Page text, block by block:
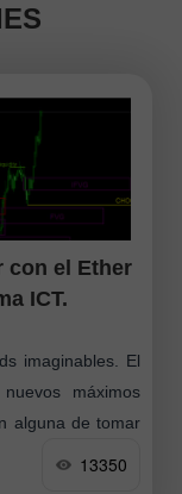
con el Ether
ICT.
imaginables. El
máximos
alguna de tomar
13350